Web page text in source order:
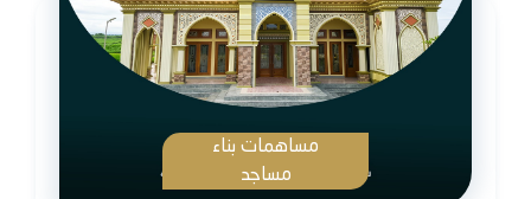
مساهمات بناء
مساجد